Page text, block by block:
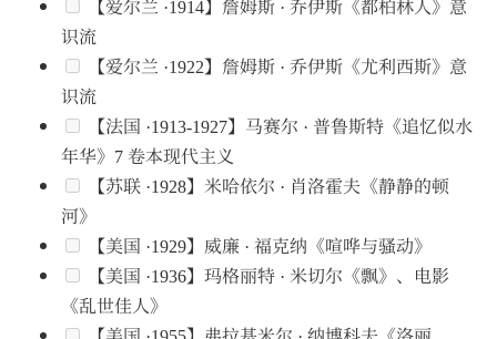
【爱尔兰 ·1914】詹姆斯 · 乔伊斯《都柏林人》意
识流
【爱尔兰 ·1922】詹姆斯 · 乔伊斯《尤利西斯》意
识流
【法国 ·1913-1927】马赛尔 · 普鲁斯特《追忆似水
年华》7 卷本现代主义
【苏联 ·1928】米哈依尔 · 肖洛霍夫《静静的顿
河》
【美国 ·1929】威廉 · 福克纳《喧哗与骚动》
【美国 ·1936】玛格丽特 · 米切尔《飘》、电影
《乱世佳人》